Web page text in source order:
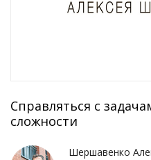
Справляться с
сложности
Шершавенко